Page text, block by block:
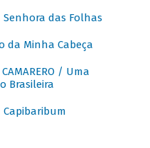
Senhora das Folhas
da Minha Cabeça
CAMARERO / Uma
Brasileira
Capibaribum